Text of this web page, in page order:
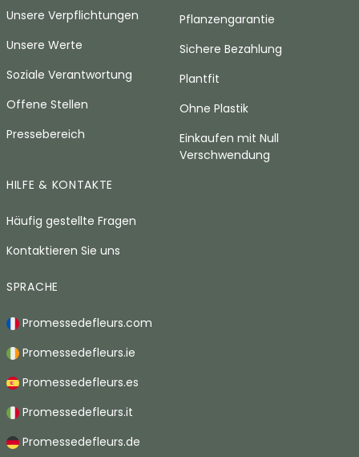
Unsere Verpflichtungen
Unsere Werte
Soziale Verantwortung
Offene Stellen
Pressebereich
Pflanzengarantie
Sichere Bezahlung
Plantfit
Ohne Plastik
Einkaufen mit Null
Verschwendung
HILFE & KONTAKTE
Häufig gestellte Fragen
Kontaktieren Sie uns
SPRACHE
Promessedefleurs.com
Promessedefleurs.ie
Promessedefleurs.es
Promessedefleurs.it
Promessedefleurs.de